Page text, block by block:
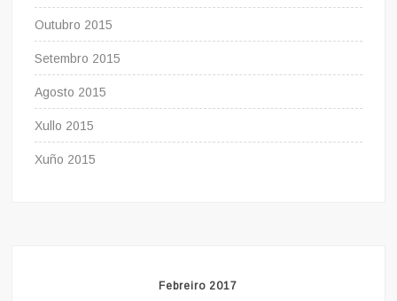
Outubro 2015
Setembro 2015
Agosto 2015
Xullo 2015
Xuño 2015
Febreiro 2017